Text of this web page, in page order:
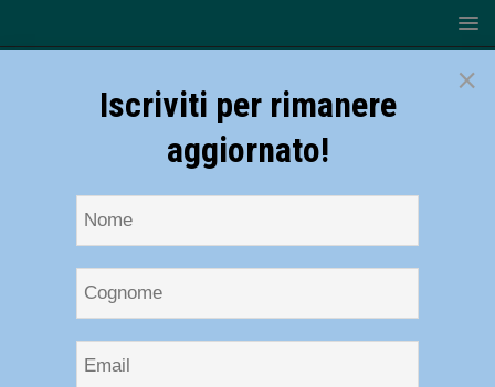
×
Iscriviti per rimanere
aggiornato!